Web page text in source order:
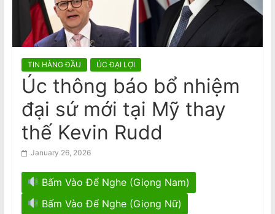
a
m
s
e
N
e
w
s
p
a
p
TIN HÀNG ĐẦU ÚC ĐẠI LỢI
Úc thông báo bổ nhiệm
đại sứ mới tại Mỹ thay
thế Kevin Rudd
January 26, 2026
Bấm Vào Để Nghe (Giọng Nam)
Bấm Vào Để Nghe (Giọng Nữ)